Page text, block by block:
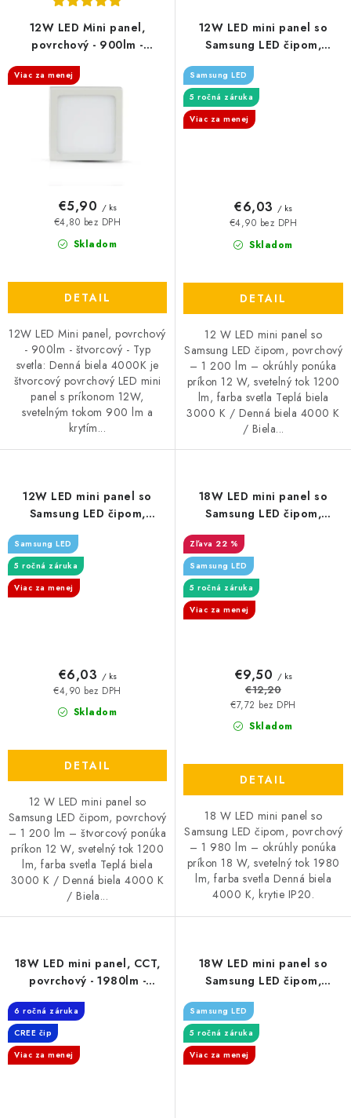
12W LED Mini panel,
povrchový - 900lm -
štvorcový - Typ svetla:
Denná biela 4000K
Viac za menej
Skladom
€4,80 bez DPH
€5,90 / ks
DETAIL
12W LED Mini panel, povrchový
- 900lm - štvorcový - Typ
svetla: Denná biela 4000K je
štvorcový povrchový LED mini
panel s príkonom 12W,
svetelným tokom 900 lm a
krytím...
12W LED mini panel so
Samsung LED čipom,
povrchový - 1200lm -
okrúhly
Samsung LED
5 ročná záruka
Viac za menej
Skladom
€4,90 bez DPH
€6,03 / ks
DETAIL
12 W LED mini panel so
Samsung LED čipom, povrchový
– 1 200 lm – okrúhly ponúka
príkon 12 W, svetelný tok 1200
lm, farba svetla Teplá biela
3000 K / Denná biela 4000 K
/ Biela...
12W LED mini panel so
Samsung LED čipom,
štvorcový
Samsung LED
5 ročná záruka
Viac za menej
Skladom
€4,90 bez DPH
€6,03 / ks
DETAIL
12 W LED mini panel so
Samsung LED čipom, povrchový
– 1 200 lm – štvorcový ponúka
príkon 12 W, svetelný tok 1200
lm, farba svetla Teplá biela
3000 K / Denná biela 4000 K
/ Biela...
18W LED mini panel so
Samsung LED čipom,
okrúhly
22 %
Samsung LED
5 ročná záruka
Viac za menej
Skladom
€7,72 bez DPH
€9,50 / ks
€12,20
DETAIL
18 W LED mini panel so
Samsung LED čipom, povrchový
– 1 980 lm – okrúhly ponúka
príkon 18 W, svetelný tok 1980
lm, farba svetla Denná biela
4000 K, krytie IP20.
18W LED mini panel, CCT,
povrchový - 1980lm -
štvorcový
6 ročná záruka
CREE čip
Viac za menej
18W LED mini panel so
Samsung LED čipom,
povrchový - 1980lm -
štvorcový
Samsung LED
5 ročná záruka
Viac za menej